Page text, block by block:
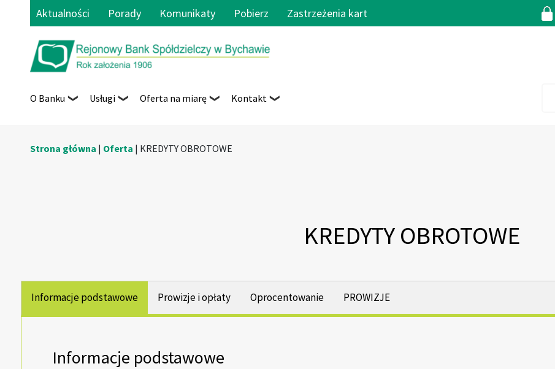
Aktualności Porady Komunikaty Pobierz Zastrzeżenia kart
O Banku Usługi Oferta na miarę Kontakt
Strona główna | Oferta | KREDYTY OBROTOWE
KREDYTY OBROTOWE
Informacje podstawowe Prowizje i opłaty Oprocentowanie PROWIZJE
Informacje podstawowe